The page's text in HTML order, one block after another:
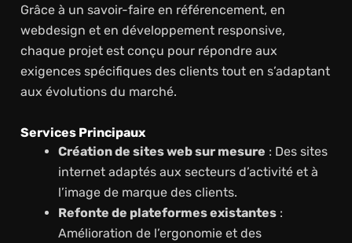
Grâce à un savoir-faire en référencement, en
webdesign et en développement responsive,
chaque projet est conçu pour répondre aux
exigences spécifiques des clients tout en s’adaptant
aux évolutions du marché.
Services Principaux
Création de sites web sur mesure : Des sites
internet adaptés aux secteurs d’activité et à
l’image de marque des clients.
Refonte de plateformes existantes:
Amélioration de l’ergonomie et des